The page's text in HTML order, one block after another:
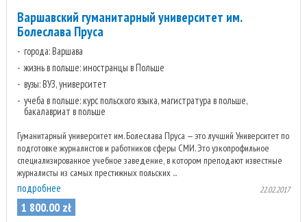
Варшавский гуманитарный университет им.
Болеслава Пруса
города: Варшава
жизнь в польше: иностранцы в Польше
вузы: ВУЗ, университет
учеба в польше: курс польского языка, магистратура в польше,
бакалавриат в польше
Гуманитарный университет им. Болеслава Пруса — это лучший Университет по
подготовке журналистов и работников сферы СМИ. Это узкопрофильное
специализированное учебное заведение, в котором преподают известные
журналисты из самых престижных польских ...
подробнее 22.02.2017
1 800.00 zł